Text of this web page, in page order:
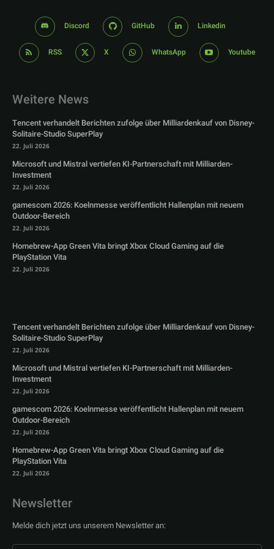
Discord GitHub Linkedin
RSS X WhatsApp Youtube
Weitere News
Tencent verhandelt Berichten zufolge über Milliardenkauf von Disney-
Solitaire-Studio SuperPlay
22. Juli 2026
Microsoft und Mistral vertiefen KI-Partnerschaft mit Milliarden-
Investment
22. Juli 2026
gamescom 2026: Koelnmesse veröffentlicht Hallenplan mit neuem
Outdoor-Bereich
22. Juli 2026
Homebrew-App Green Vita bringt Xbox Cloud Gaming auf die
PlayStation Vita
22. Juli 2026
Tencent verhandelt Berichten zufolge über Milliardenkauf von Disney-
Solitaire-Studio SuperPlay
22. Juli 2026
Microsoft und Mistral vertiefen KI-Partnerschaft mit Milliarden-
Investment
22. Juli 2026
gamescom 2026: Koelnmesse veröffentlicht Hallenplan mit neuem
Outdoor-Bereich
22. Juli 2026
Homebrew-App Green Vita bringt Xbox Cloud Gaming auf die
PlayStation Vita
22. Juli 2026
Newsletter
Melde dich jetzt uns unserem Newsletter an: